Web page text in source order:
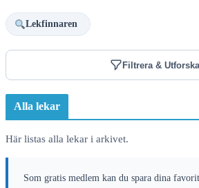
Lekfinnaren
Filtrera & Utforska
Alla lekar
Här listas alla lekar i arkivet.
Som gratis medlem kan du spara dina